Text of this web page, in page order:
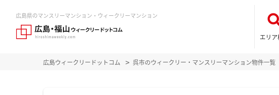
広島県のマンスリーマンション・ウィークリーマンション
エリ
広島ウィークリードットコム 呉市のウィークリー・マンスリーマンション物件一覧